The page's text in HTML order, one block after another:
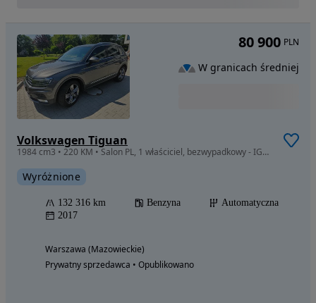
Volkswagen Tiguan
1984 cm3 • 220 KM • Salon PL, 1 właściciel, bezwypadkowy - IGŁA!
Wyróżnione
132 316 km Benzyna
Automatyczna
2017
Warszawa (Mazowieckie)
Prywatny sprzedawca • Opublikowano
80 900 PLN
W granicach średniej